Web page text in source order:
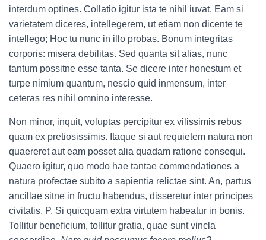
interdum optines. Collatio igitur ista te nihil iuvat. Eam si
varietatem diceres, intellegerem, ut etiam non dicente te
intellego; Hoc tu nunc in illo probas. Bonum integritas
corporis: misera debilitas. Sed quanta sit alias, nunc
tantum possitne esse tanta. Se dicere inter honestum et
turpe nimium quantum, nescio quid inmensum, inter
ceteras res nihil omnino interesse.
Non minor, inquit, voluptas percipitur ex vilissimis rebus
quam ex pretiosissimis. Itaque si aut requietem natura non
quaereret aut eam posset alia quadam ratione consequi.
Quaero igitur, quo modo hae tantae commendationes a
natura profectae subito a sapientia relictae sint. An, partus
ancillae sitne in fructu habendus, disseretur inter principes
civitatis, P. Si quicquam extra virtutem habeatur in bonis.
Tollitur beneficium, tollitur gratia, quae sunt vincla